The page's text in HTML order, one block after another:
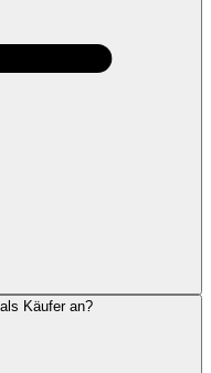
Käufer an?